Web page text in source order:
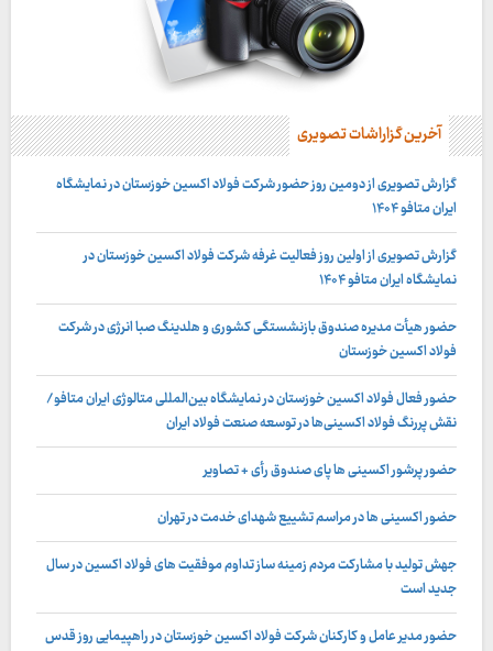
آخرین گزاراشات تصویری
گزارش تصویری از دومین روز حضور شرکت فولاد اکسین خوزستان در نمایشگاه
ایران متافو ۱۴۰۴
گزارش تصویری از اولین روز فعالیت غرفه شرکت فولاد اکسین خوزستان در
نمایشگاه ایران متافو ۱۴۰۴
حضور هیأت مدیره صندوق بازنشستگی کشوری و هلدینگ صبا انرژی در شرکت
فولاد اکسین خوزستان
حضور فعال فولاد اکسین خوزستان در نمایشگاه بین‌المللی متالوژی ایران متافو/
نقش پررنگ فولاد اکسینی‌ها در توسعه صنعت فولاد ایران
حضور پرشور اکسینی ها پای صندوق رأی + تصاویر
حضور اکسینی ها در مراسم تشییع شهدای خدمت در تهران
جهش تولید با مشارکت مردم زمینه ساز تداوم موفقیت های فولاد اکسین در سال
جدید است
حضور مدیر عامل و کارکنان شرکت فولاد اکسین خوزستان در راهپیمایی روز قدس